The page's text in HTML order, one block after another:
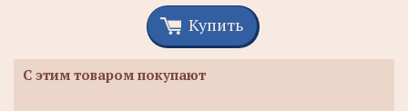
Купить
С этим товаром покупают